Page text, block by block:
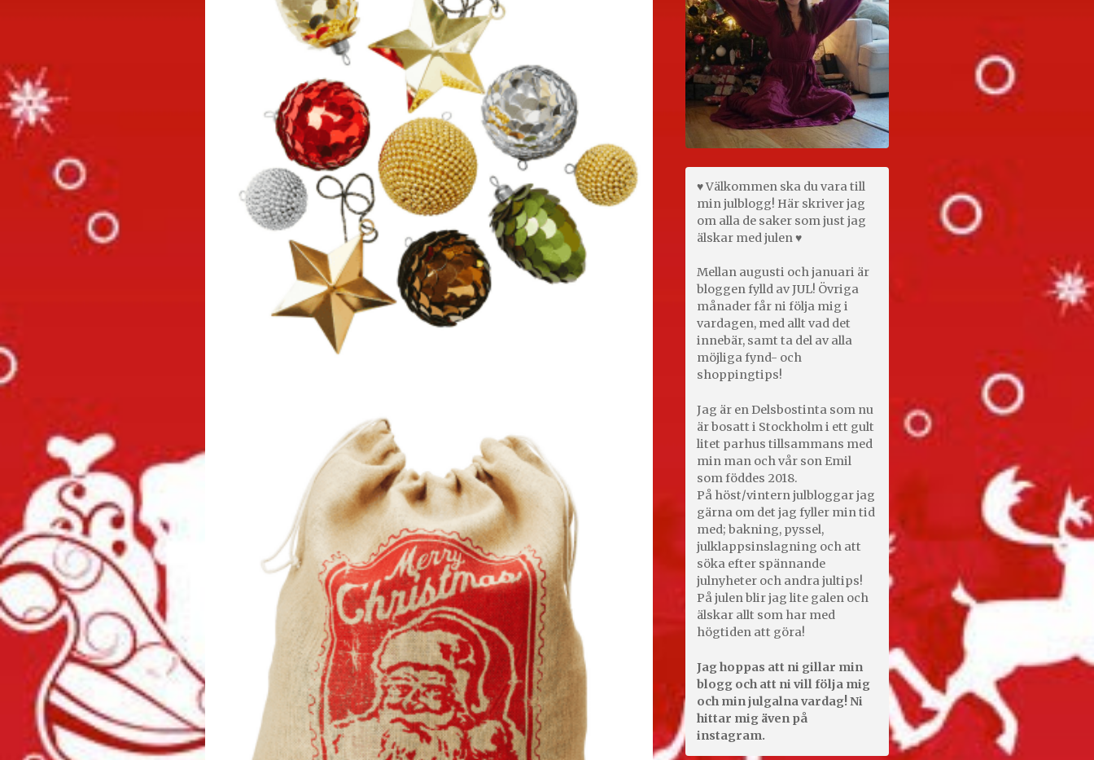
♥ Välkommen ska du vara till
min julblogg! Här skriver jag
om alla de saker som just jag
älskar med julen ♥
Mellan augusti och januari är
bloggen fylld av JUL! Övriga
månader får ni följa mig i
vardagen, med allt vad det
innebär, samt ta del av alla
möjliga fynd- och
shoppingtips!
Jag är en Delsbostinta som nu
är bosatt i Stockholm i ett gult
litet parhus tillsammans med
min man och vår son Emil
som föddes 2018.
På höst/vintern julbloggar jag
gärna om det jag fyller min tid
med; bakning, pyssel,
julklappsinslagning och att
söka efter spännande
julnyheter och andra jultips!
På julen blir jag lite galen och
älskar allt som har med
högtiden att göra!
Jag hoppas att ni gillar min
blogg och att ni vill följa mig
och min julgalna vardag! Ni
hittar mig även på
instagram.